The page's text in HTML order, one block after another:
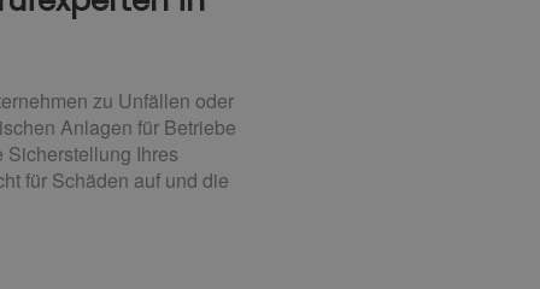
zu Unfällen oder
Anlagen für Betriebe
Sicherstellung Ihres
für Schäden auf und die